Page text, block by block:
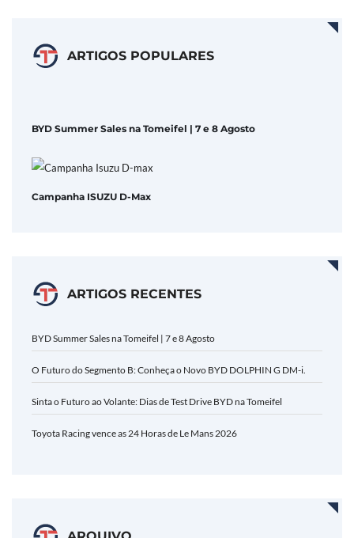
ARTIGOS POPULARES
BYD Summer Sales na Tomeifel | 7 e 8 Agosto
Campanha ISUZU D-Max
ARTIGOS RECENTES
BYD Summer Sales na Tomeifel | 7 e 8 Agosto
O Futuro do Segmento B: Conheça o Novo BYD DOLPHIN G DM-i.
Sinta o Futuro ao Volante: Dias de Test Drive BYD na Tomeifel
Toyota Racing vence as 24 Horas de Le Mans 2026